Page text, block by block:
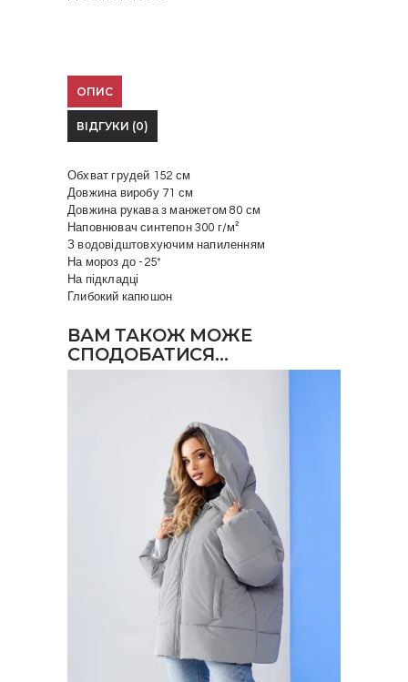
ОПИС
ВІДГУКИ (0)
Обхват грудей 152 см
Довжина виробу 71 см
Довжина рукава з манжетом 80 см
Наповнювач синтепон 300 г/м²
З водовідштовхуючим напиленням
На мороз до -25*
На підкладці
Глибокий капюшон
ВАМ ТАКОЖ МОЖЕ
СПОДОБАТИСЯ…